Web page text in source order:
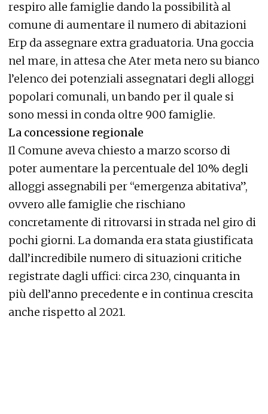
respiro alle famiglie dando la possibilità al
comune di aumentare il numero di abitazioni
Erp da assegnare extra graduatoria. Una goccia
nel mare, in attesa che Ater meta nero su bianco
l’elenco dei potenziali assegnatari degli alloggi
popolari comunali, un bando per il quale si
sono messi in conda oltre 900 famiglie.
La concessione regionale
Il Comune aveva chiesto a marzo scorso di
poter aumentare la percentuale del 10% degli
alloggi assegnabili per “emergenza abitativa”,
ovvero alle famiglie che rischiano
concretamente di ritrovarsi in strada nel giro di
pochi giorni. La domanda era stata giustificata
dall’incredibile numero di situazioni critiche
registrate dagli uffici: circa 230, cinquanta in
più dell’anno precedente e in continua crescita
anche rispetto al 2021.